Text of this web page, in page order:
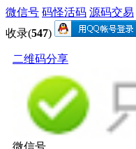
微信号 码怪活码 源码交易
收录(547)
二维码分享